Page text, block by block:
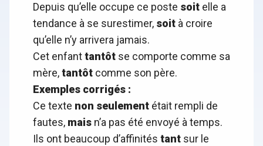
Depuis qu’elle occupe ce poste soit elle a
tendance à se surestimer, soit à croire
qu’elle n’y arrivera jamais.
Cet enfanttantôt se comporte comme sa
mère,tantôt comme son père.
Exemples corrigés :
Ce texte non seulement était rempli de
fautes, mais n’a pas été envoyé à temps.
Ils ont beaucoup d’affinités tant sur le